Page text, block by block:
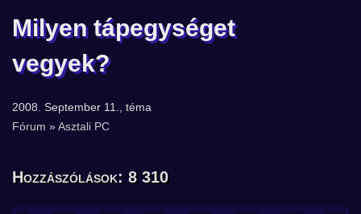
Milyen tápegységet
vegyek?
2008. September 11., téma
Fórum »Asztali PC
Hozzászólások: 8 310